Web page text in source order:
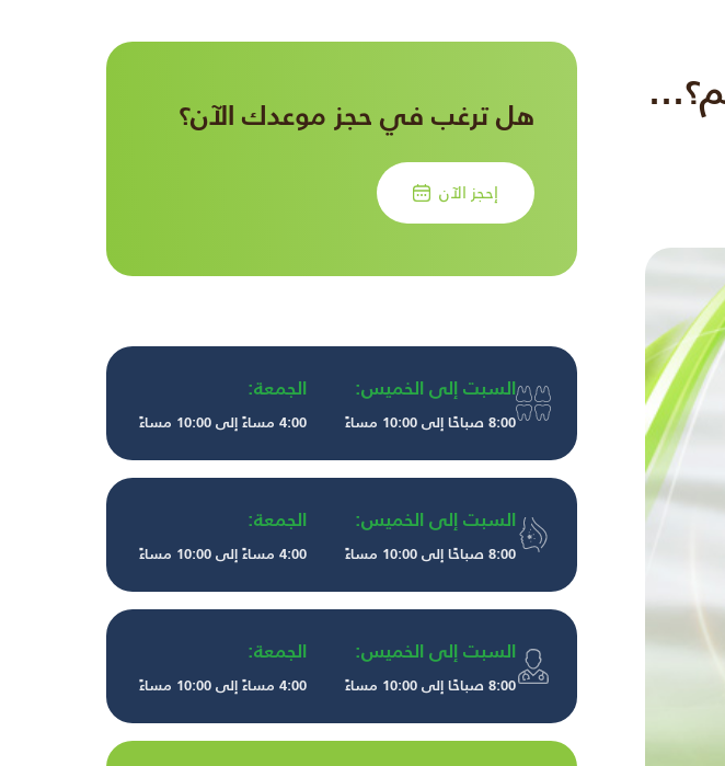
هل ترغب في حجز موعدك الآن؟
إحجز الآن
السبت إلى الخميس:
8:00 صباحًا إلى 10:00 مساءً
الجمعة:
4:00 مساءً إلى 10:00 مساءً
السبت إلى الخميس:
8:00 صباحًا إلى 10:00 مساءً
الجمعة:
4:00 مساءً إلى 10:00 مساءً
السبت إلى الخميس:
8:00 صباحًا إلى 10:00 مساءً
الجمعة:
4:00 مساءً إلى 10:00 مساءً